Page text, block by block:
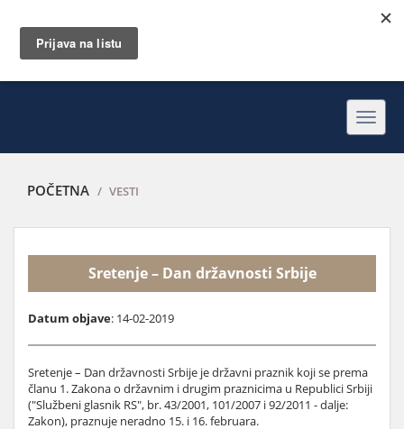
POČETNA VESTI
Sretenje – Dan državnosti Srbije
Datum objave: 14-02-2019
Sretenje – Dan državnosti Srbije je državni praznik koji se prema
članu 1. Zakona o državnim i drugim praznicima u Republici Srbiji
("Službeni glasnik RS", br. 43/2001, 101/2007 i 92/2011 - dalje:
Zakon), praznuje neradno 15. i 16. februara.